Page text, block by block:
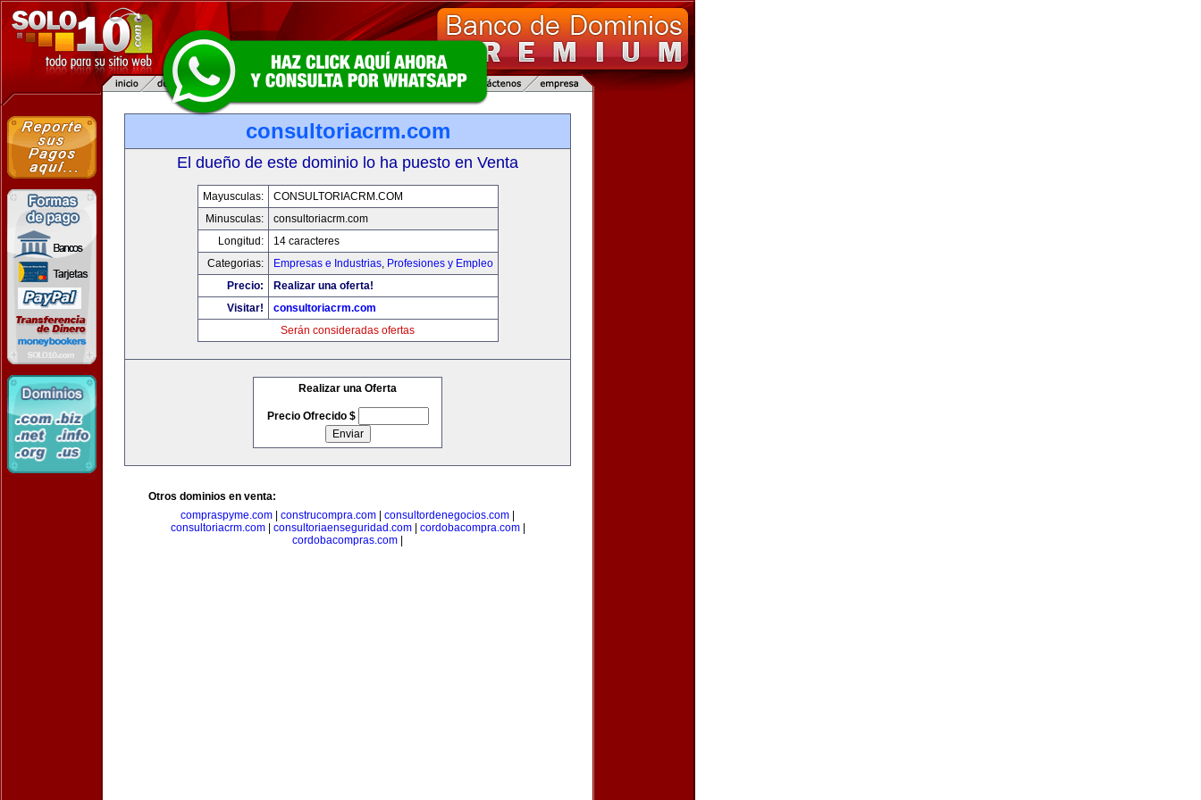
consultoriacrm.com
El dueño de este dominio lo ha puesto en Venta
Mayusculas:
CONSULTORIACRM.COM
Minusculas:
consultoriacrm.com
Longitud:
14 caracteres
Categorias:
Empresas e Industrias, Profesiones y Empleo
Precio:
Realizar una oferta!
Visitar!
consultoriacrm.com
Serán consideradas ofertas
Realizar una Oferta
Precio Ofrecido $
Otros dominios en venta:
compraspyme.com
construcompra.com consultordenegocios.com
consultoriacrm.com| consultoriaenseguridad.com| cordobacompra.com|
cordobacompras.com